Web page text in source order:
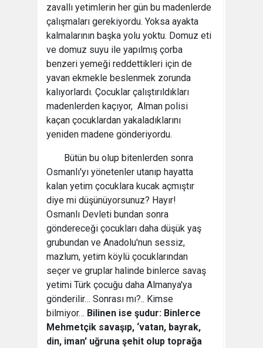
zavallı yetimlerin her gün bu madenlerde
çalışmaları gerekiyordu. Yoksa ayakta
kalmalarının başka yolu yoktu. Domuz eti
ve domuz suyu ile yapılmış çorba
benzeri yemeği reddettikleri için de
yavan ekmekle beslenmek zorunda
kalıyorlardı. Çocuklar çalıştırıldıkları
madenlerden kaçıyor, Alman polisi
kaçan çocuklardan yakaladıklarını
yeniden madene gönderiyordu.
Bütün bu olup bitenlerden sonra
Osmanlı'yı yönetenler utanıp hayatta
kalan yetim çocuklara kucak açmıştır
diye mi düşünüyorsunuz? Hayır!
Osmanlı Devleti bundan sonra
göndereceği çocukları daha düşük yaş
grubundan ve Anadolu'nun sessiz,
mazlum, yetim köylü çocuklarından
seçer ve gruplar halinde binlerce savaş
yetimi Türk çocuğu daha Almanya'ya
gönderilir… Sonrası mı?.. Kimse
bilmiyor… Bilinen ise şudur: Binlerce
Mehmetçik savaşıp, ‘vatan, bayrak,
din, iman' uğruna şehit olup toprağa